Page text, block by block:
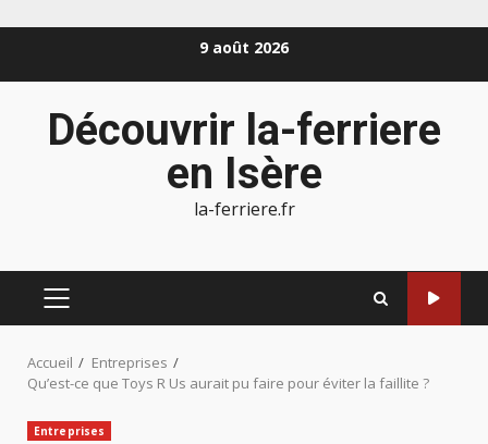
9 août 2026
Découvrir la-ferriere
en Isère
la-ferriere.fr
MENU
Accueil
Entreprises
Qu’est-ce que Toys R Us aurait pu faire pour éviter la faillite ?
Entreprises